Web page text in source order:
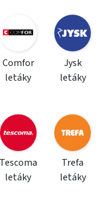
Comfor
letáky
Jysk
letáky
Tescoma
letáky
Trefa
letáky